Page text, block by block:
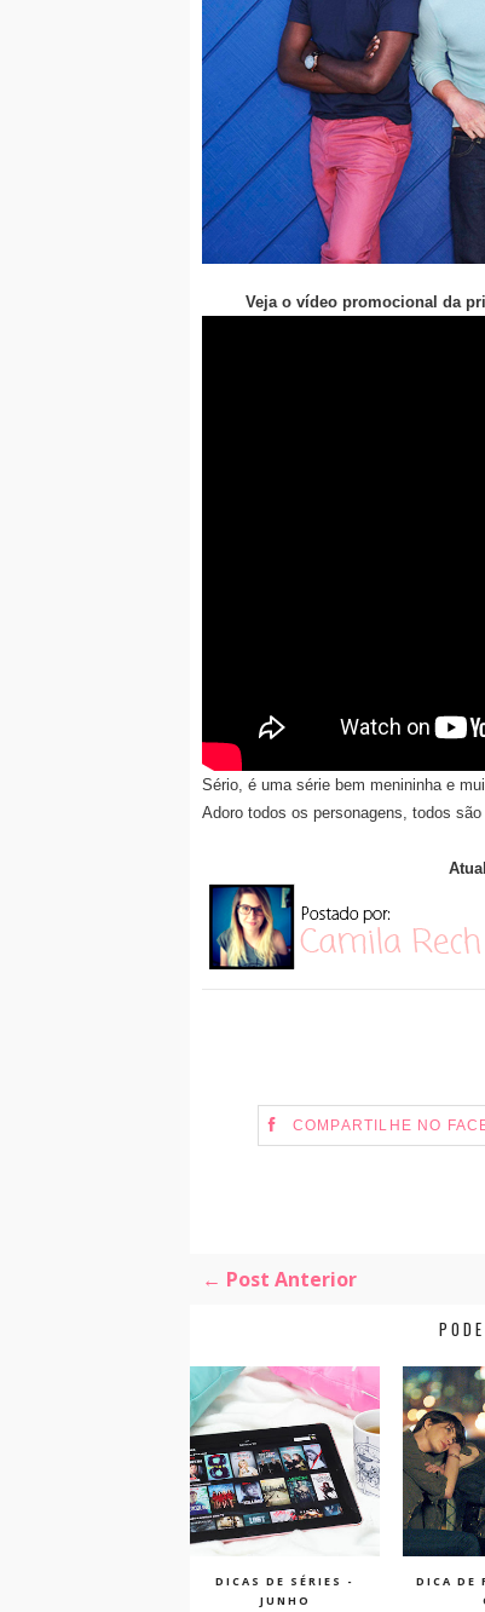
Veja o vídeo promocional da
Sério, é uma série bem menininha e
Adoro todos os personagens, todos são
COMPARTILHE NO
← Post Anterior
DICAS DE SÉRIES -
JUNHO
DICA DE